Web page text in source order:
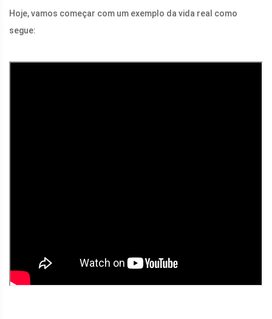
Hoje, vamos começar com um exemplo da vida real como
segue: